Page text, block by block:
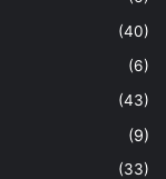
(40)
(6)
(43)
(9)
(33)